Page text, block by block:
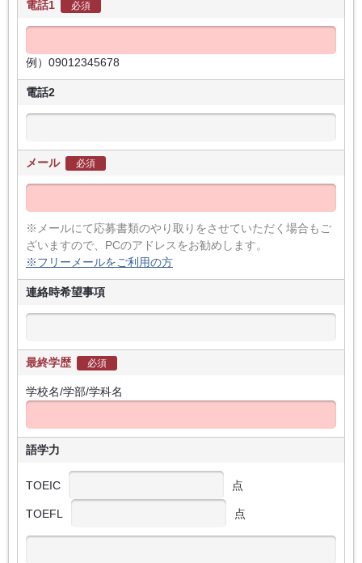
電話1 必須
例）09012345678
電話2
メール 必須
※メールにて応募書類のやり取りをさせていただく場合もご
ざいますので、PCのアドレスをお勧めします。
※フリーメールをご利用の方
連絡時希望事項
最終学歴 必須
学校名/学部/学科名
語学力
TOEIC 点
TOEFL 点